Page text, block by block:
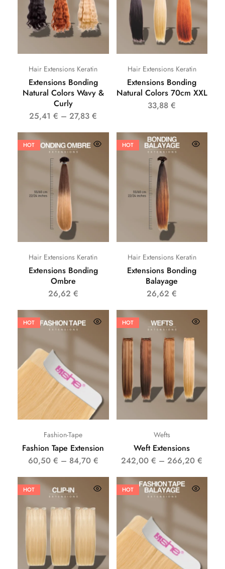
Hair Extensions Keratin
Extensions Bonding
Natural Colors Wavy &
Curly
25,41€ –27,83€
Hair Extensions Keratin
Extensions Bonding
Natural Colors 70cm XXL
33,88€
HOT
Hair Extensions Keratin
Extensions Bonding
Ombre
26,62 €
HOT
Hair Extensions Keratin
Extensions Bonding
Balayage
26,62€
HOT
Fashion-Tape
Fashion Tape Extension
60,50 € – 84,70 €
HOT
Wefts
Weft Extensions
242,00€ –266,20€
HOT HOT